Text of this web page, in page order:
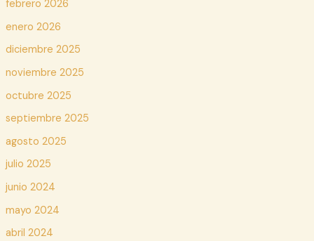
febrero 2026
enero 2026
diciembre 2025
noviembre 2025
octubre 2025
septiembre 2025
agosto 2025
julio 2025
junio 2024
mayo 2024
abril 2024